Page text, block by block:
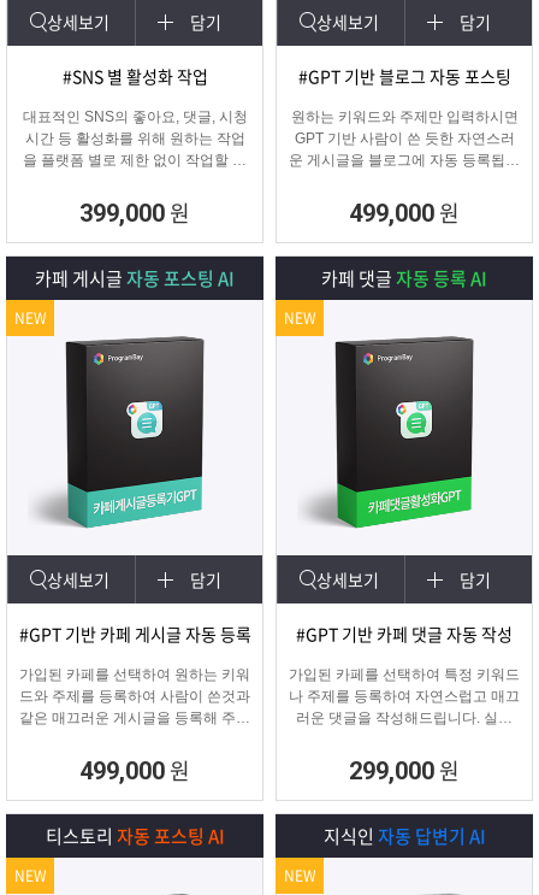
상세보기 담기
#SNS 별 활성화 작업
대표적인 SNS의 좋아요, 댓글, 시청
시간 등 활성화를 위해 원하는 작업
을 플랫폼 별로 제한 없이 작업할 수
SNS 육성용, 마케터, 인플루언서 분
들이 계정 활성화하기에 적합한 프로
그램입니다.
399,000 원
상세보기 담기
#GPT 기반 블로그 자동 포스팅
원하는 키워드와 주제만 입력하시면
GPT 기반 사람이 쓴 듯한 자연스러
운 게시글을 블로그에 자동 등록됩니
블로그 대량 육성용, 특정 업체를 여
러 블로그에 홍보하기 적합한
마케팅 프로그램입니다.
499,000 원
카페 게시글자동 포스팅 AI
상세보기 담기
#GPT 기반 카페 게시글 자동 등록
가입된 카페를 선택하여 원하는 키워
드와 주제를 등록하여 사람이 쓴것과
같은 매끄러운 게시글을 등록해 주며
물품 판매 글을 함께
업로드 할 수 있습니다.
499,000 원
NEW
카페 댓글자동 등록 AI
상세보기 담기
#GPT 기반 카페 댓글 자동 작성
가입된 카페를 선택하여 특정 키워드
나 주제를 등록하여 자연스럽고 매끄
러운 댓글을 작성해드립니다. 실제
러운 댓글을 달아 카페가 활성화 효
과를 보실 수 있습니다.
299,000 원
NEW
티스토리 자동 포스팅 AI
NEW
지식인 자동 답변기 AI
NEW